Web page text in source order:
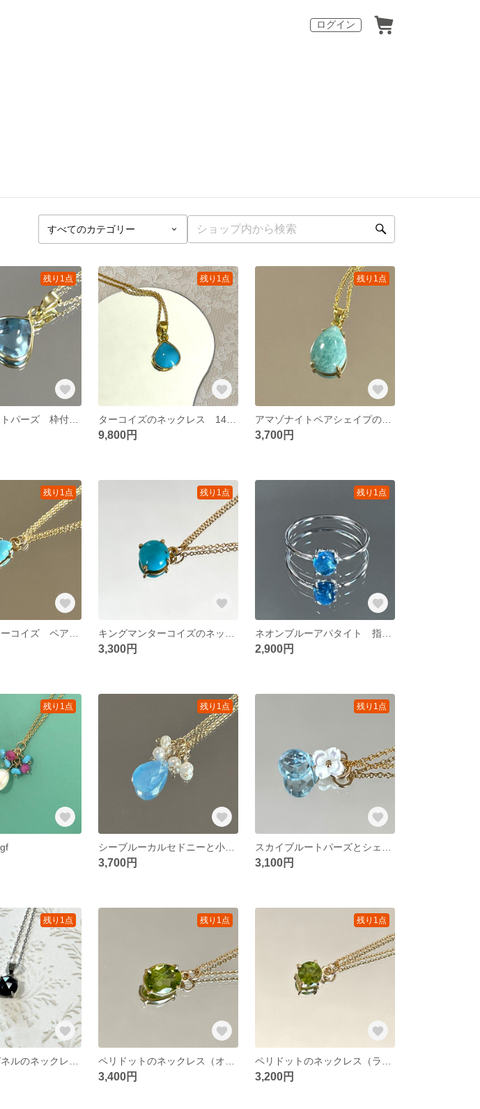
ログイン
残り1点
スカイブルートパーズ 枠付きマロンカット
残り1点
9,800円
残り1点
3,700円
残り1点 残り1点
3,300円
残り1点
2,900円
残り1点 残り1点
3,700円
残り1点
3,100円
残り1点 残り1点
3,400円
残り1点
3,200円